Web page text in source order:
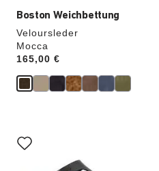
Boston Weichbettung
Veloursleder
Mocca
Price:
165,00 €
Anklicken
der